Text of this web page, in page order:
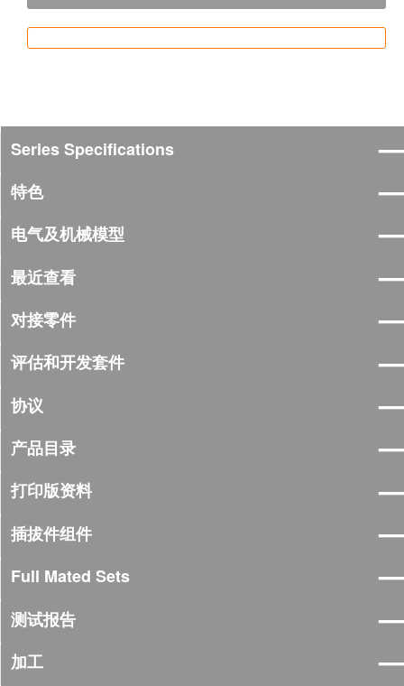
Series Specifications
特色
电气及机械模型
最近查看
对接零件
评估和开发套件
协议
产品目录
打印版资料
插拔件组件
Full Mated Sets
测试报告
加工